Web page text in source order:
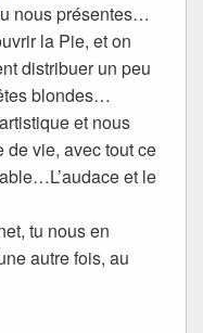
nous présentes…
la Pie, et on
distribuer un peu
blondes…
et nous
de vie, avec tout ce
et le
tu nous en
autre fois, au